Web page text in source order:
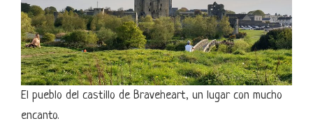
El pueblo del castillo de Braveheart, un lugar con mucho
encanto.